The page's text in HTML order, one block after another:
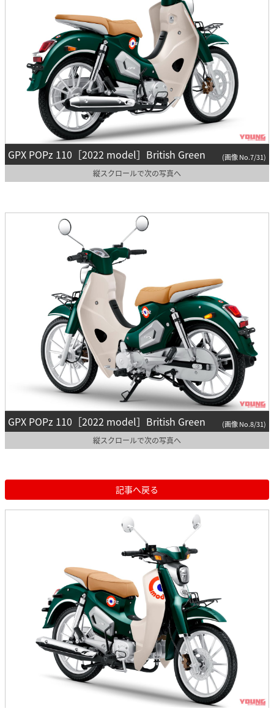
GPX POPz 110［2022 model］British Green (画像 No.7/31)
縦スクロールで次の写真へ
GPX POPz 110［2022 model］British Green (画像 No.8/31)
縦スクロールで次の写真へ
記事へ戻る